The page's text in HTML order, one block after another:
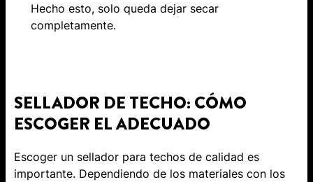
Hecho esto, solo queda dejar secar
completamente.
SELLADOR DE TECHO: CÓMO
ESCOGER EL ADECUADO
Escoger un ​​sellador para techos de calidad es
importante. Dependiendo de los materiales con los